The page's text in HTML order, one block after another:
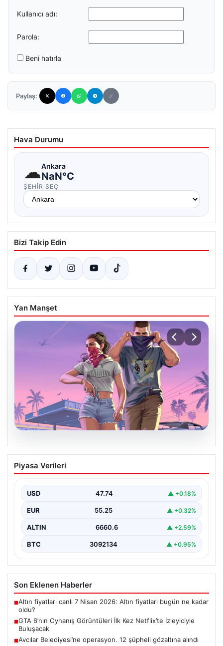
Kullanıcı adı:
Parola:
Beni hatırla
Paylaş:
Hava Durumu
☁Ankara
NaN°C
ŞEHIR SEÇ
Bizi Takip Edin
Yan Manşet
06.08.2026
GTA 6’nın Oynanış Görüntüleri İlk Kez
Netflix’te İzleyiciyle Buluşacak
olan Grand Theft Auto 6'nın oynanış videosunun 27…
Piyasa Verileri
USD 47.74 ▲ +0.18%
EUR 55.25 ▲ +0.32%
ALTIN 6660.6 ▲ +2.59%
BTC 3092134 ▲ +0.95%
Son Eklenen Haberler
■Altın fiyatları canlı 7 Nisan 2026: Altın fiyatları bugün ne kadar
oldu?
■GTA 6’nın Oynanış Görüntüleri İlk Kez Netflix’te İzleyiciyle
Buluşacak
■Avcılar Belediyesi’ne operasyon. 12 şüpheli gözaltına alındı